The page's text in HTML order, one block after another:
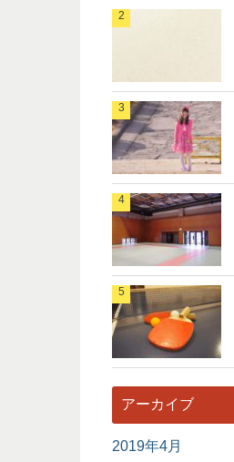
アーカイブ
2019年4月